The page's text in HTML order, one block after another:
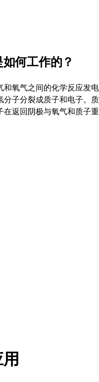
何工作的？
氧气之间的化学反应发
分子分裂成质子和电子。
在返回阴极与氧气和质子